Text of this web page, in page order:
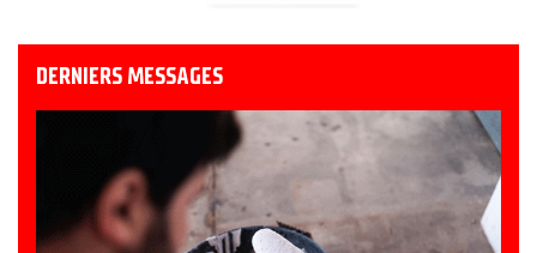
DERNIERS MESSAGES